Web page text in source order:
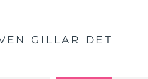
GILLAR DET